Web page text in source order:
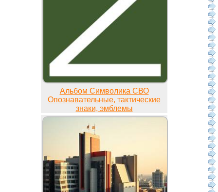
Альбом Символика СВО
Опознавательные, тактические
знаки, эмблемы